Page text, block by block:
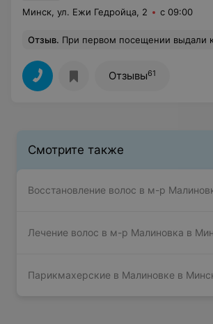
Минск, ул. Ежи Гедройца, 2 с 09:00
Отзыв. При первом посещении выдали карту, при шестом должны были сделать скидку. Но когда я получила услугу в шестой раз, потребовали расплатиться по прейскуранту. Я предоставила им их накопительную карточку, по которой, чтоб получить положенную скидку, надо было шесть
Отзывы61
Смотрите также
Восстановление волос в м-р
Лечение волос в м-р Малиновка в
Парикмахерские в Малиновке в